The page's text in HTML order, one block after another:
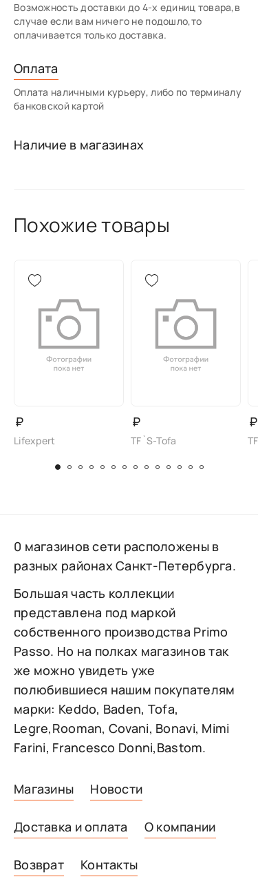
Возможность доставки до 4-х единиц товара,в
случае если вам ничего не подошло,то
оплачивается только доставка.
Оплата
Оплата наличными курьеру, либо по терминалу
банковской картой
Наличие в магазинах
Похожие товары
₽
Lifexpert
₽
TF`S-Tofa
₽
Магазины Новости
Доставка и оплата О компании
Возврат Контакты
0 магазинов сети расположены в
разных районах Санкт-Петербурга.
Большая часть коллекции
представлена под маркой
собственного производства Primo
Passo. Но на полках магазинов так
же можно увидеть уже
полюбившиеся нашим покупателям
марки: Keddo, Baden, Tofa,
Legre,Rooman, Covani, Bonavi, Mimi
Farini, Francesco Donni,Bastom.